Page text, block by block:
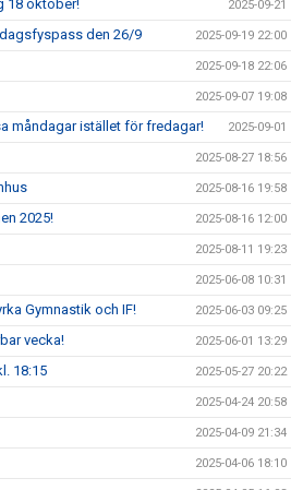
18 oktober! 2025-09-21
den 26/9 2025-09-19 22:00
2025-09-18 22:06
2025-09-07 19:08
måndagar istället för fredagar! 2025-09-01
2025-08-27 18:56
2025-08-16 19:58
2025! 2025-08-16 12:00
2025-08-11 19:23
2025-06-08 10:31
Gymnastik och IF! 2025-06-03 09:25
vecka! 2025-06-01 13:29
18:15 2025-05-27 20:22
2025-04-24 20:58
2025-04-09 21:34
2025-04-06 18:10